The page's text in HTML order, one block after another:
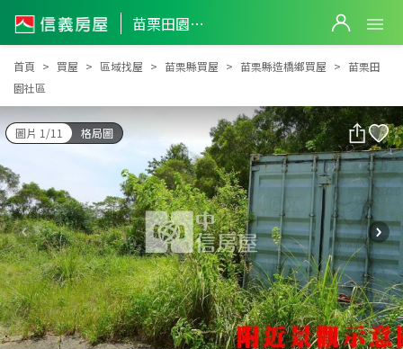
苗栗田園社區
苗栗田園社區
首頁 買屋 區域找屋 苗栗縣買屋 苗栗縣造橋鄉買屋
苗栗田
園社區
圖片 1/11 格局圖